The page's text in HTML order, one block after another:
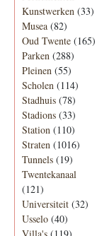
Kunstwerken (33)
Musea (82)
Oud Twente (165)
Parken (288)
Pleinen (55)
Scholen (114)
Stadhuis (78)
Stadions (33)
Station (110)
Straten (1016)
Tunnels (19)
Twentekanaal
(121)
Universiteit (32)
Usselo (40)